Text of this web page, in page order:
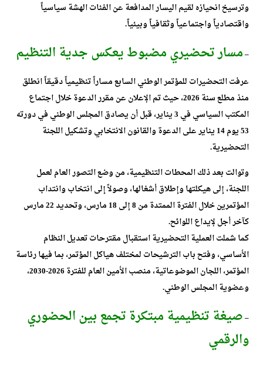
وترسيخ انحيازه لقيم اليسار المدافعة عن الفئات الهشة سياسياً
واقتصادياً واجتماعياً وثقافياً وبيئياً.
–مسار تحضيري مضبوط يعكس جدية التنظيم
عرفت التحضيرات للمؤتمر الوطني السابع مساراً تنظيمياً دقيقاً انطلق
منذ مطلع سنة 2026، حيث تم الإعلان عن مقرر الدعوة خلال اجتماع
المكتب السياسي في 3 يناير، قبل أن يصادق المجلس الوطني في دورته
53 يوم 14 يناير على الدعوة والقانون الانتخابي وتشكيل اللجنة
التحضيرية.
وتوالت بعد ذلك المحطات التنظيمية، من وضع التصور العام لعمل
اللجنة، إلى هيكلتها وإطلاق أشغالها، وصولاً إلى انتخاب وانتداب
المؤتمرين خلال الفترة الممتدة من 8 إلى 18 مارس، وتحديد 22 مارس
كآخر أجل لإيداع اللوائح.
كما شملت العملية التحضيرية استقبال مقترحات تعديل النظام
الأساسي، وفتح باب الترشيحات لمختلف هياكل المؤتمر، بما فيها رئاسة
المؤتمر، اللجان الموضوعاتية، منصب الأمين العام للفترة 2026-2030،
وعضوية المجلس الوطني.
–صيغة تنظيمية مبتكرة تجمع بين الحضوري
والرقمي